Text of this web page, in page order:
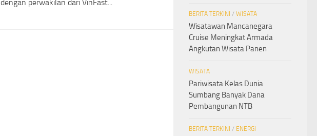
dengan perwakilan dari VinFast...
BERITA TERKINI / WISATA
Wisatawan Mancanegara
Cruise Meningkat Armada
Angkutan Wisata Panen
WISATA
Pariwisata Kelas Dunia
Sumbang Banyak Dana
Pembangunan NTB
BERITA TERKINI / ENERGI